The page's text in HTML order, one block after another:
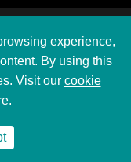
experience,
By using this
Visit our cookie